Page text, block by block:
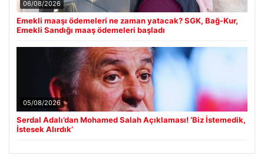
06/08/2026
Emekli maaşı ödemeleri ne zaman yatacak? SGK, Bağ-Kur,
Emekli Sandığı maaş ödemeleri başladı
05/08/2026
Serdal Adalı’dan Mohamed Salah Açıklaması! ‘Biz İstemedik,
İstesek Alırdık’